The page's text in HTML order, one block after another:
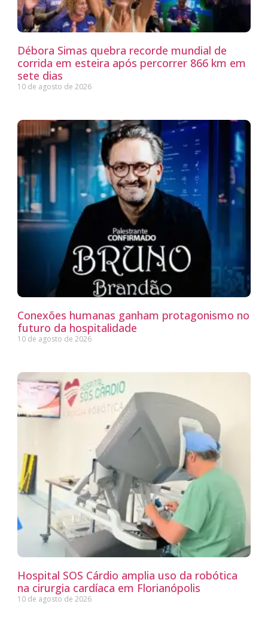
Débora Simas quebra recorde mundial de
corrida em esteira após percorrer 866 km em
sete dias
10 de agosto de 2026
Conexões humanas ganham protagonismo no
futuro da hospitalidade
10 de agosto de 2026
Hospital SOS Cárdio amplia uso da robótica
na cirurgia cardíaca em Florianópolis
10 de agosto de 2026